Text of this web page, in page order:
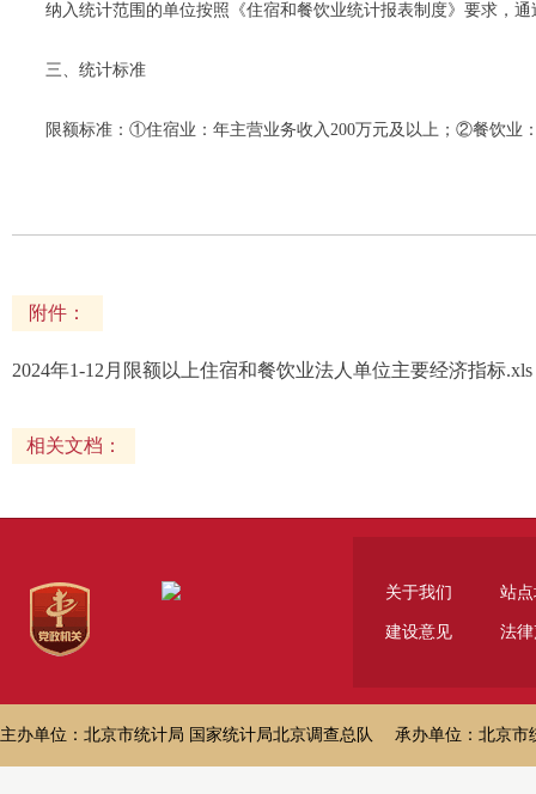
纳入统计范围的单位按照《住宿和餐饮业统计报表制度》要求，通
三、统计标准
限额标准：①住宿业：年主营业务收入200万元及以上；②餐饮业：
附件：
2024年1-12月限额以上住宿和餐饮业法人单位主要经济指标.xls
相关文档：
关于我们 站
建设意见 法
主办单位：北京市统计局 国家统计局北京调查总队 承办单位：北京市